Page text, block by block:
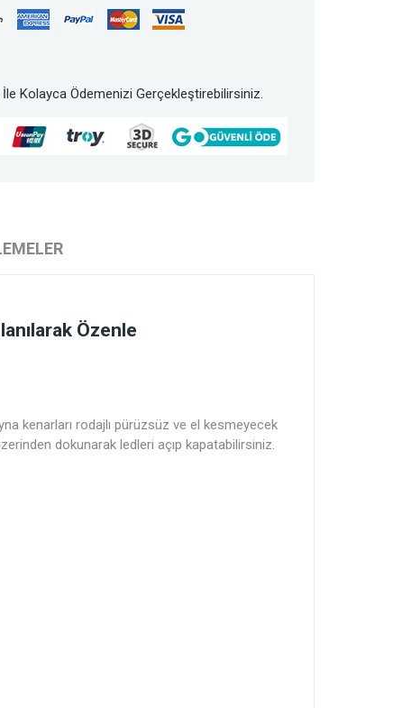
Kolayca Ödemenizi Gerçekleştirebilirsiniz.
Özenle
kenarları rodajlı pürüzsüz ve el kesmeyecek
dokunarak ledleri açıp kapatabilirsiniz.